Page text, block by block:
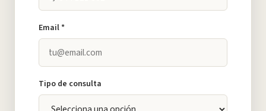
Email *
Tipo de consulta